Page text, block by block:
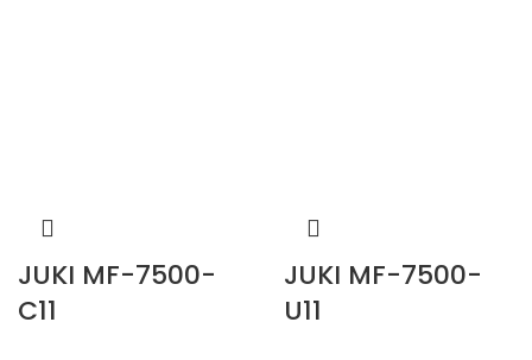
JUKI MF-7500-
C11
JUKI MF-7500-
U11